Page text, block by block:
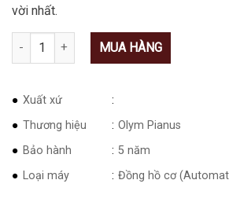
vời nhất.
Số lượng MUA HÀNG
Xuất xứ
Thương hiệu
Olym Pianus
Bảo hành
5 năm
Loại máy
Đồng hồ cơ